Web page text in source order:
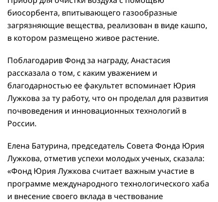
биосорбента, впитывающего газообразные
загрязняющие вещества, реализован в виде кашпо,
в котором размещено живое растение.
Поблагодарив Фонд за награду, Анастасия
рассказала о том, с каким уважением и
благодарностью ее факультет вспоминает Юрия
Лужкова за ту работу, что он проделал для развития
почвоведения и инновационных технологий в
России.
Елена Батурина, председатель Совета Фонда Юрия
Лужкова, отметив успехи молодых ученых, сказала:
«Фонд Юрия Лужкова считает важным участие в
программе международного технологического хаба
и внесение своего вклада в чествование